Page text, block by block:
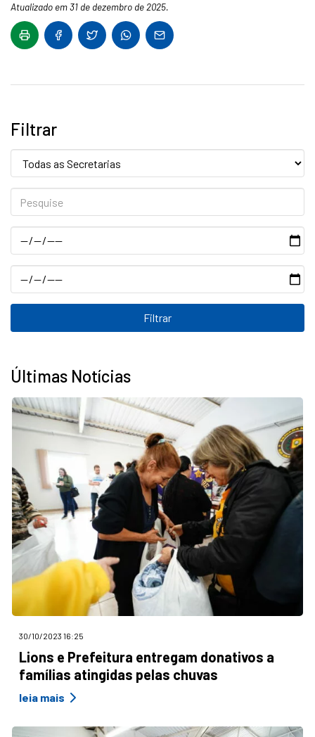
Atualizado em 31 de dezembro de 2025.
Filtrar
Data
Data
Últimas Notícias
30/10/2023 16:25
Lions e Prefeitura entregam donativos a
famílias atingidas pelas chuvas
leia mais